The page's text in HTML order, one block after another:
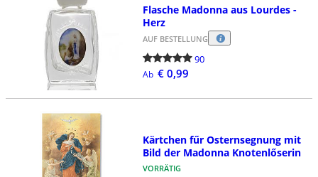
Flasche Madonna aus Lourdes -
Herz
AUF BESTELLUNG
90
Ab € 0,99
Kärtchen fűr Osternsegnung mit
Bild der Madonna Knotenlőserin
VORRÄTIG